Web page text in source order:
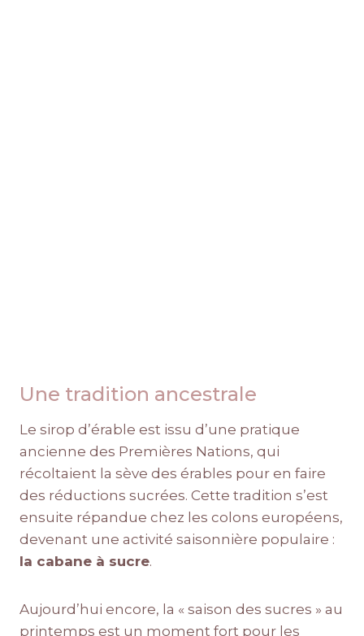
Une tradition ancestrale
Le sirop d’érable est issu d’une pratique
ancienne des Premières Nations, qui
récoltaient la sève des érables pour en faire
des réductions sucrées. Cette tradition s’est
ensuite répandue chez les colons européens,
devenant une activité saisonnière populaire :
la cabane à sucre.
Aujourd’hui encore, la « saison des sucres » au
printemps est un moment fort pour les